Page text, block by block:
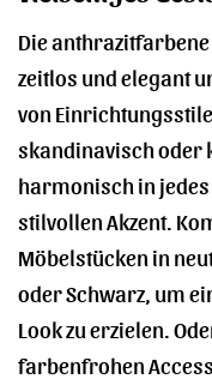
Die
zeitlos und elegant
von
skandinavisch oder
harmonisch in jedes
stilvollen Akzent.
Möbelstücken in
oder Schwarz, um
Look zu erzielen.
farbenfrohen